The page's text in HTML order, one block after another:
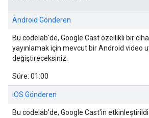
Android Gönderen
Bu codelab'de, Google Cast özellikli bir
yayınlamak için mevcut bir Android video
değiştireceksiniz.
Süre: 01:00
iOS Gönderen
Bu codelab'de, Google Cast'in